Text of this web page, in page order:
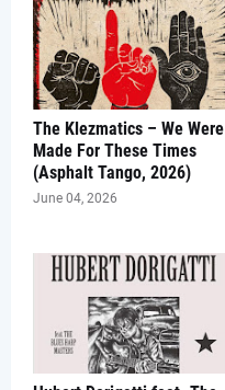
The Klezmatics – We Were
Made For These Times
(Asphalt Tango, 2026)
June 04, 2026